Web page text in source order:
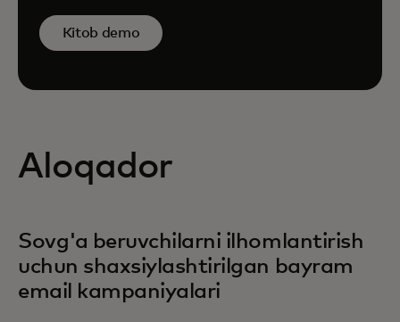
Kitob demo
Aloqador
Sovg'a beruvchilarni ilhomlantirish
uchun shaxsiylashtirilgan bayram
email kampaniyalari